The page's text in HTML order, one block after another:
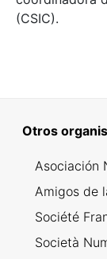
(CSIC).
Otros
Asociación
Amigos de
Société
Società